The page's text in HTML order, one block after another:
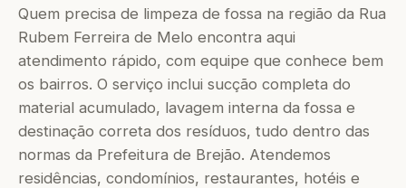
Quem precisa de limpeza de fossa na região da Rua
Rubem Ferreira de Melo encontra aqui
atendimento rápido, com equipe que conhece bem
os bairros. O serviço inclui sucção completa do
material acumulado, lavagem interna da fossa e
destinação correta dos resíduos, tudo dentro das
normas da Prefeitura de Brejão. Atendemos
residências, condomínios, restaurantes, hotéis e